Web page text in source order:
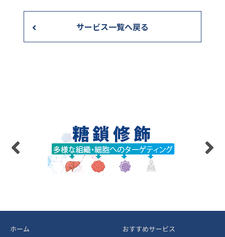
サービス一覧へ戻る
ホーム おすすめサービス